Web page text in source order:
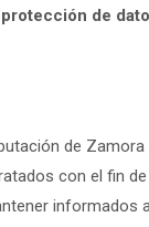
de
de
con el fin
informados